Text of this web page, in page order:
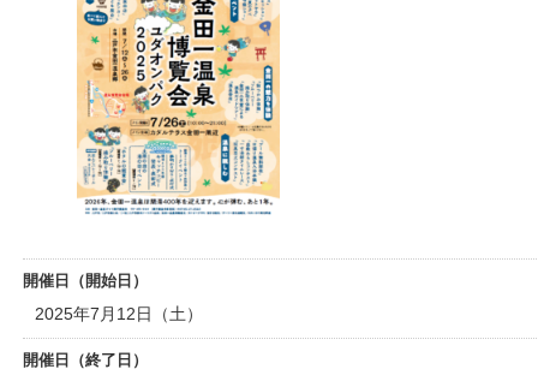
開催日（開始日）
2025年7月12日（土）
開催日（終了日）